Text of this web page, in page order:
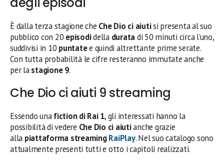
È dalla terza stagione che Che Dio ci aiutisi presenta al suo
pubblico con 20 episodidella duratadi 50 minuti circa l’uno,
suddivisi in 10 puntatee quindi altrettante prime serate.
Con tutta probabilità le cifre resteranno immutate anche
per lastagione 9.
Che Dio ci aiuti 9 streaming
Essendo unafiction di Rai 1, gli interessati hanno la
possibilità di vedere Che Dio ci aiutianche grazie
alla piattaforma streamingRaiPlay. Nel suo catalogo sono
attualmente presenti tutti e otto i capitoli realizzati.